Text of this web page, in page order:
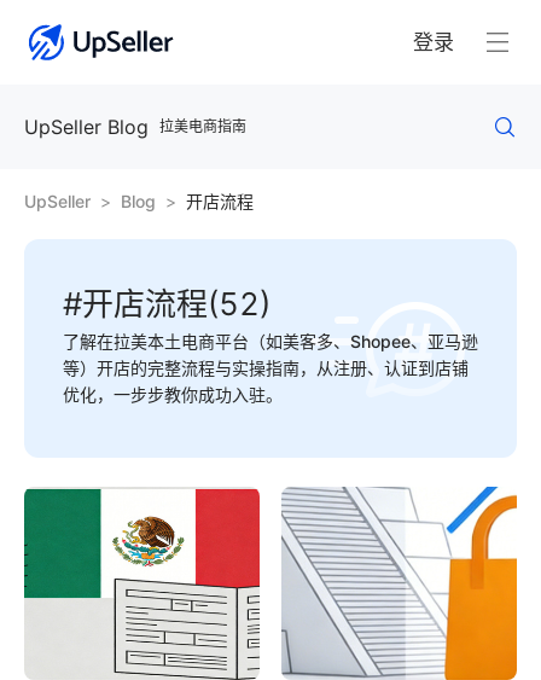
登录
UpSeller Blog 拉美电商指南
UpSeller Blog 开店流程
#开店流程(52)
了解在拉美本土电商平台（如美客多、Shopee、亚马逊
等）开店的完整流程与实操指南，从注册、认证到店铺
优化，一步步教你成功入驻。